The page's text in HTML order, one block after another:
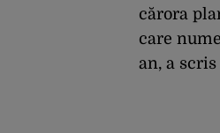
cărora
care
an, a